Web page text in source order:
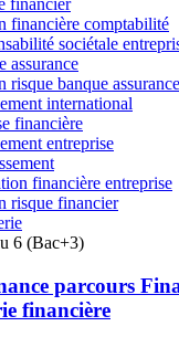
financier
financière comptabilité
sociétale
assurance
risque banque assurance
international
financière
entreprise
financière entreprise
risque financier
6 (Bac+3)
parcours
financière